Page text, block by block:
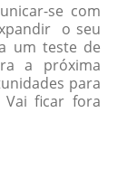
se com
o seu
um teste de
a próxima
para
ficar fora